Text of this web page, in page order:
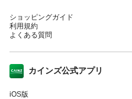
ショッピングガイド
利用規約
よくある質問
カインズ公式アプリ
iOS版